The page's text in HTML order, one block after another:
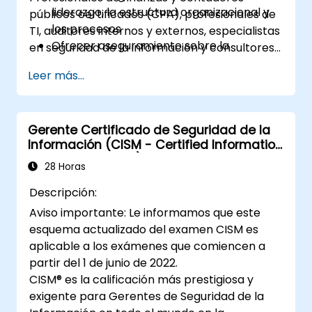
liderazgo, la estructura organizacional y
los procesos
Ofrecer aseguramiento sobre la
implementación de activos de TI
Ofrecer aseguramiento sobre las
operaciones de TI, incluidas las
operaciones de servicio y terceros
Ofrecer aseguramiento sobre las
políticas, estándares, procedimientos y
para garantizar la confidencialidad,
integridad y disponibilidad de los activos
de información.
públicos certificados (CPA), profesionales de
TI, auditores internos y externos, especialistas
en seguridad de la información y consultores
Leer más...
Gerente Certificado de Seguridad de la
Información (CISM - Certified Information
Security Manager)
28 Horas
Descripción:
Aviso importante: Le informamos que este
esquema actualizado del examen CISM es
aplicable a los exámenes que comiencen a
partir del 1 de junio de 2022.
CISM® es la calificación más prestigiosa y
exigente para Gerentes de Seguridad de la